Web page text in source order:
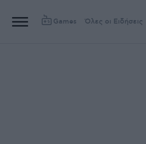
Games Όλες οι Ειδήσεις